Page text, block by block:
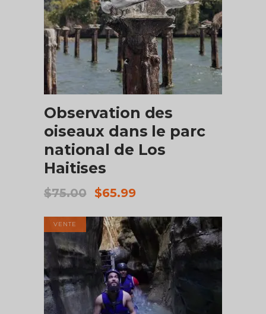
AJOUTER AU PANIER
Observation des
oiseaux dans le parc
national de Los
Haitises
$75.00
Le
initial
était :
$75.00.
$65.99Le
actuel
est :
$65.99.
VENTE